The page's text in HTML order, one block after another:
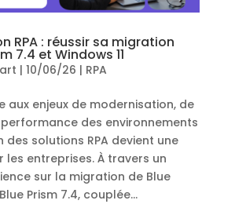
RPA : réussir sa migration
7.4 et Windows 11
| 10/06/26 | RPA
aux enjeux de modernisation, de
des environnements
des solutions RPA devient une
les entreprises. À travers un
sur la migration de Blue
Prism 7.4, couplée...